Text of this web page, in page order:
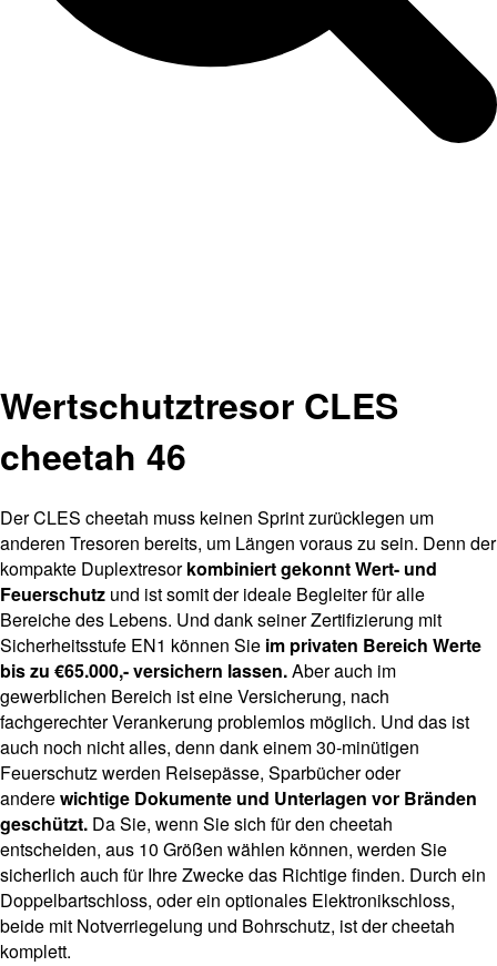
Wertschutztresor CLES
cheetah 46
Der CLES cheetah muss keinen Sprint zurücklegen um
anderen Tresoren bereits, um Längen voraus zu sein. Denn der
kompakte Duplextresorkombiniert gekonnt Wert- und
Feuerschutz und ist somit der ideale Begleiter für alle
Bereiche des Lebens. Und dank seiner Zertifizierung mit
Sicherheitsstufe EN1 können Sie im privaten Bereich Werte
bis zu €65.000,- versichern lassen.Aber auch im
gewerblichen Bereich ist eine Versicherung, nach
fachgerechter Verankerung problemlos möglich. Und das ist
auch noch nicht alles, denn dank einem 30-minütigen
Feuerschutz werden Reisepässe, Sparbücher oder
anderewichtige Dokumente und Unterlagen vor Bränden
geschützt. Da Sie, wenn Sie sich für den cheetah
entscheiden, aus 10 Größen wählen können, werden Sie
sicherlich auch für Ihre Zwecke das Richtige finden. Durch ein
Doppelbartschloss, oder ein optionales Elektronikschloss,
beide mit Notverriegelung und Bohrschutz, ist der cheetah
komplett.